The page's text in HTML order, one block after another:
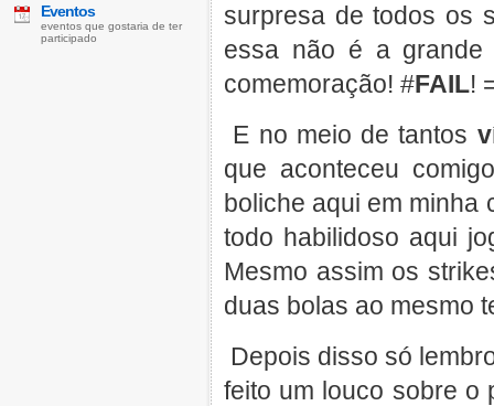
surpresa de todos os
essa não é a
comemoração! #FAIL!
E no meio de tantos
que aconteceu
boliche aqui em minha
todo habilidoso aqui
Mesmo assim os
duas bolas ao mesmo
Depois disso só
feito um louco sobre o
Eventos
eventos que gostaria de ter
participado